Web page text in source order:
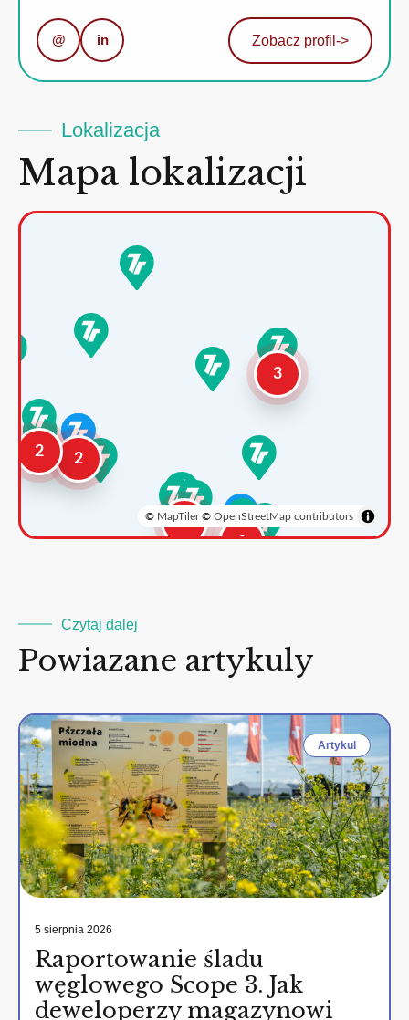
@ in Zobacz profil ->
Lokalizacja
Mapa lokalizacji
2
2
3
2
3
© MapTiler© OpenStreetMap contributors
Czytaj dalej
Powiazane artykuly
Artykul
5 sierpnia 2026
Raportowanie śladu
węglowego Scope 3. Jak
deweloperzy magazynowi